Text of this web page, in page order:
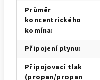
Průměr
koncentrického
komína:
Připojení plynu:
Připojovací tlak
(propan/propan